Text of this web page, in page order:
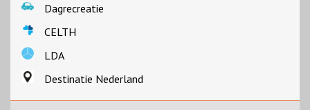
Dagrecreatie
CELTH
LDA
Destinatie Nederland